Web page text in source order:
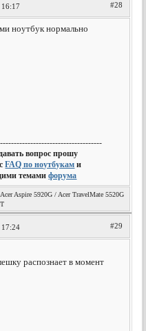
#28
ноутбук нормально
вопрос прошу
FAQ по ноутбукам и
темамифорума
Acer Aspire 5920G / Acer TravelMate 5520G
#29
распознает в момент